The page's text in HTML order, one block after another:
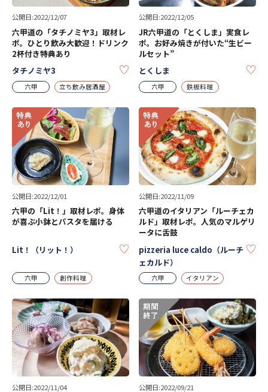
公開日:2022/12/07
六甲道の「タチノミヤ3」取材レ
ポ。ひとり飲み大歓迎！ドリンク
2杯付き特典あり
タチノミヤ3
KEEP
六甲 立ち飲み居酒屋
公開日:2022/12/05
JR六甲道の「とくしま」実食レ
ポ。お好み焼きが付いた“生ビー
ルセット”
とくしま
六甲 鉄板料理
公開日:2022/12/01
六甲の「Lit！」取材レポ。身体
が喜ぶ小鉢とパスタを届ける
Lit！（リット！） KEEP
六甲 創作料理
公開日:2022/11/09
六甲道のイタリアン「ルーチェカ
ルド」取材レポ。人気のマルゲリ
ータに舌鼓
pizzeria luce caldo（ルーチ
ェカルド）
六甲 イタリアン
公開日:2022/11/04 公開日:2022/09/21